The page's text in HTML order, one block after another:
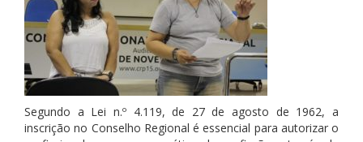
Segundo a Lei n.º 4.119, de 27 de agosto de 1962, a
inscrição no Conselho Regional é essencial para autorizar o